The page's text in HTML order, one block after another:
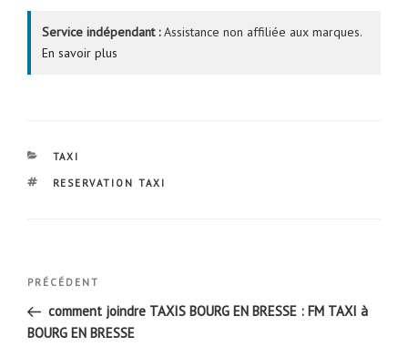
Service indépendant :Assistance non affiliée aux marques.
En savoir plus
CATÉGORIES
TAXI
ÉTIQUETTES
RESERVATION TAXI
Navigation
l’article
Article
précédent
PRÉCÉDENT
comment joindre TAXIS BOURG EN BRESSE : FM TAXI à
BOURG EN BRESSE